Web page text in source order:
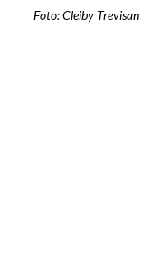
Foto: Cleiby Trevisan